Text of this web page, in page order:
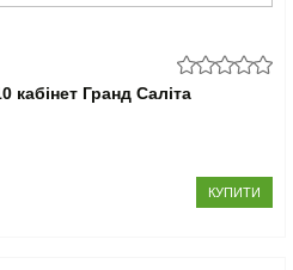
кабінет Гранд Саліта
КУПИТИ